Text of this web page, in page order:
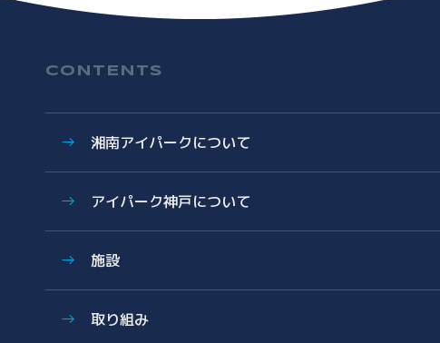
CONTENTS
湘南アイパークについて
歩み
数字で見る湘南アイパーク
Photo & Movie Library
アクセス
基本情報資料
アイパーク神戸について
プレスリリース
施設
共有設備・スペース
取り組み